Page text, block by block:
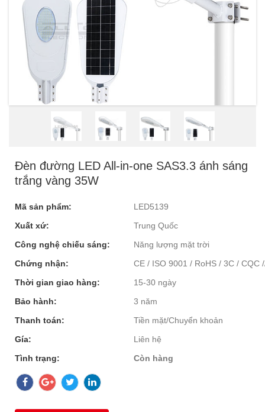
Đèn đường LED All-in-one SAS3.3 ánh sáng
trắng vàng 35W
Mã sản phẩm:
LED5139
Xuất xứ:
Trung Quốc
Công nghệ chiếu sáng:
Năng lượng mặt trời
Chứng nhận:
CE / ISO 9001 / RoHS / 3C / CQC
Thời gian giao hàng:
15-30 ngày
Bảo hành:
3 năm
Thanh toán:
Tiền mặt/Chuyển khoản
Gía:
Liên hệ
Tình trạng:
Còn hàng